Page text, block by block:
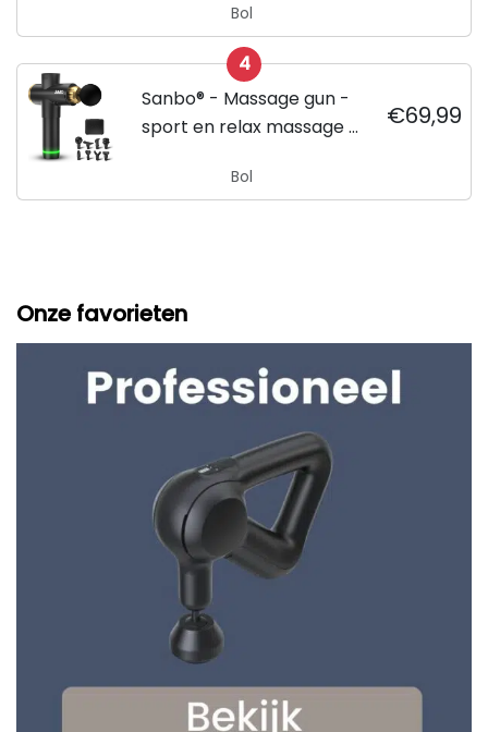
Bol
4
Sanbo® - Massage gun -
sport en relax massage -
Koffer - inclusief APP
€69,99
Bol
Onze favorieten